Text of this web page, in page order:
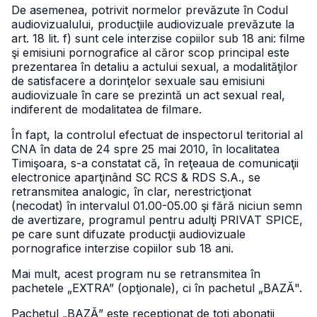
De asemenea, potrivit normelor prevăzute în Codul
audiovizualului, producţiile audiovizuale prevăzute la
art. 18 lit. f) sunt cele interzise copiilor sub 18 ani: filme
şi emisiuni pornografice al căror scop principal este
prezentarea în detaliu a actului sexual, a modalităţilor
de satisfacere a dorinţelor sexuale sau emisiuni
audiovizuale în care se prezintă un act sexual real,
indiferent de modalitatea de filmare.
În fapt, la controlul efectuat de inspectorul teritorial al
CNA în data de 24 spre 25 mai 2010, în localitatea
Timişoara, s-a constatat că, în reţeaua de comunicaţii
electronice aparţinând SC RCS & RDS S.A., se
retransmitea analogic, în clar, nerestricţionat
(necodat) în intervalul 01.00-05.00 şi fără niciun semn
de avertizare, programul pentru adulţi PRIVAT SPICE,
pe care sunt difuzate producţii audiovizuale
pornografice interzise copiilor sub 18 ani.
Mai mult, acest program nu se retransmitea în
pachetele „EXTRA” (opţionale), ci în pachetul „BAZĂ".
Pachetul „BAZĂ” este recepţionat de toţi abonaţii